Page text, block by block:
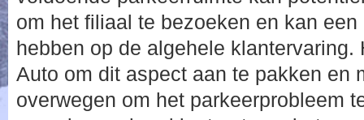
om het filiaal te bezoeken en kan
hebben op de algehele
Auto om dit aspect aan te pakken en
overwegen om het parkeerprobleem